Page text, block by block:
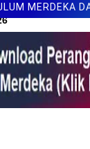
10 Tahun
MERDEKA